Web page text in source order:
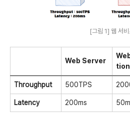
[그림 1] 웹 서
Web Server
Throughput 500TPS
Latency 200ms